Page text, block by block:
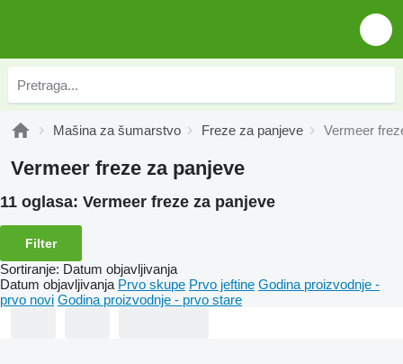
Mašina za šumarstvo Freze za panjeve Vermeer
Vermeer freze za panjeve
11 oglasa: Vermeer freze za panjeve
Filter
Sortiranje: Datum objavljivanja
Datum objavljivanja Prvo skupe Prvo jeftine Godina proizvodnje -
prvo novi Godina proizvodnje - prvo stare